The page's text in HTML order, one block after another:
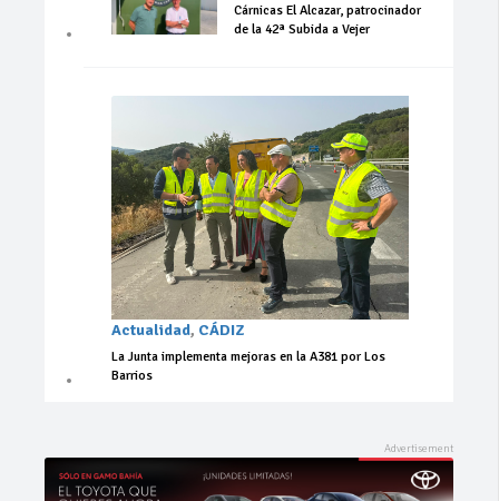
Cárnicas El Alcazar, patrocinador
de la 42ª Subida a Vejer
Actualidad, CÁDIZ
La Junta implementa mejoras en la A381 por Los
Barrios